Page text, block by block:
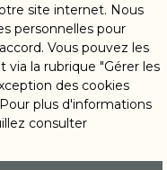
site internet. Nous
personnelles pour
Vous pouvez les
la rubrique ″Gérer les
des cookies
plus d'informations
consulter